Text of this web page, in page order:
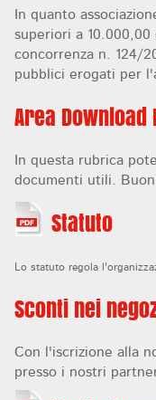
In quanto
superiori a
concorrenza n. 124/
pubblici erogati per
Area Download
In questa rubrica
documenti utili.
Statuto
Lo statuto regola
Sconti nei
Con l'iscrizione alla
presso i nostri